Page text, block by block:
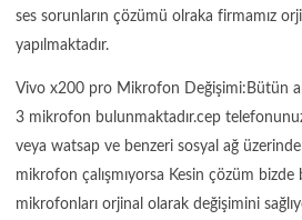
ses sorunların çözümü olraka firmamız
yapılmaktadır.
Vivo x200 pro Mikrofon Değişimi:Bütün
3 mikrofon bulunmaktadır.cep
veya watsap ve benzeri sosyal ağ
mikrofon çalışmıyorsa Kesin çözüm
mikrofonları orjinal olarak değişimini